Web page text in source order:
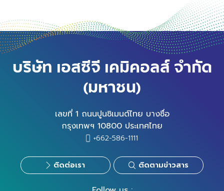
บริษัท เอสซีจี เคมิคอลส์ จำกัด
(มหาชน)
เลขที่ 1 ถนนปูนซิเมนต์ไทย บางซื่อ
กรุงเทพฯ 10800 ประเทศไทย
+662-586-1111
ติดต่อเรา ติดตามข่าวสาร